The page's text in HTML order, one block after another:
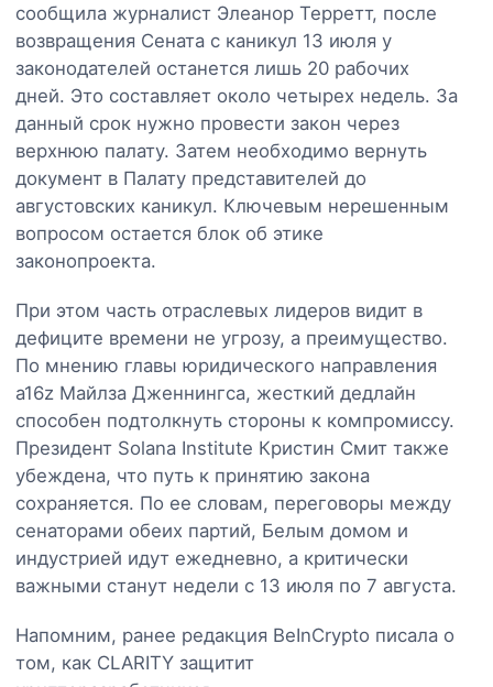
сообщила журналист Элеанор Терретт, после
возвращения Сената с каникул 13 июля у
законодателей останется лишь 20 рабочих
дней. Это составляет около четырех недель. За
данный срок нужно провести закон через
верхнюю палату. Затем необходимо вернуть
документ в Палату представителей до
августовских каникул. Ключевым нерешенным
вопросом остается блок об этике
законопроекта.
При этом часть отраслевых лидеров видит в
дефиците времени не угрозу, а преимущество.
По мнению главы юридического направления
a16z Майлза Дженнингса, жесткий дедлайн
способен подтолкнуть стороны к компромиссу.
Президент Solana Institute Кристин Смит также
убеждена, что путь к принятию закона
сохраняется. По ее словам, переговоры между
сенаторами обеих партий, Белым домом и
индустрией идут ежедневно, а критически
важными станут недели с 13 июля по 7 августа.
Напомним, ранее редакция BeInCrypto писала о
том, как CLARITY защитит